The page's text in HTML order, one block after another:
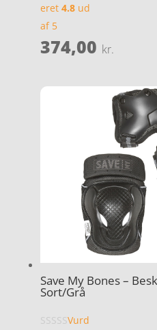
eret 4.8ud
af 5
374,00 kr.
Save My Bones –
Sort/Grå
Vurd